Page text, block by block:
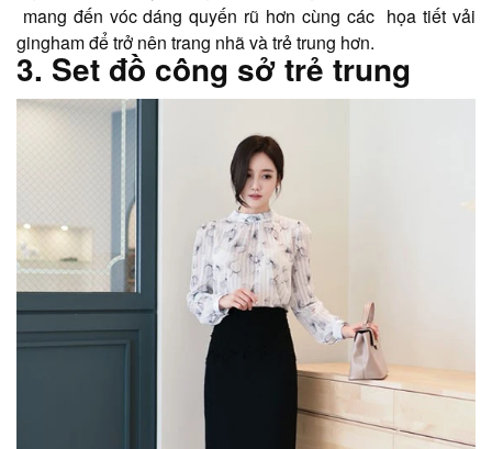
mang đến vóc dáng quyến rũ hơn cùng các họa tiết vải
gingham để trở nên trang nhã và trẻ trung hơn.
3. Set đồ công sở trẻ trung